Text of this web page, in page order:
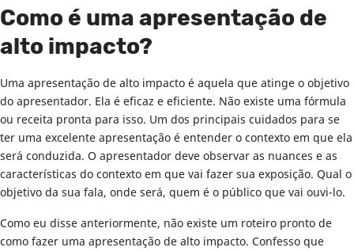
Como é uma apresentação de
alto impacto?
Uma apresentação de alto impacto é aquela que atinge o objetivo
do apresentador. Ela é eficaz e eficiente. Não existe uma fórmula
ou receita pronta para isso. Um dos principais cuidados para se
ter uma excelente apresentação é entender o contexto em que ela
será conduzida. O apresentador deve observar as nuances e as
características do contexto em que vai fazer sua exposição. Qual o
objetivo da sua fala, onde será, quem é o público que vai ouvi-lo.
Como eu disse anteriormente, não existe um roteiro pronto de
como fazer uma apresentação de alto impacto. Confesso que